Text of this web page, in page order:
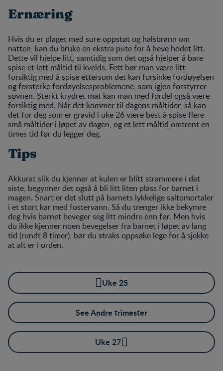
Ernæring
Hvis du er plaget med sure oppstøt og halsbrann om
natten, kan du bruke en ekstra pute for å heve hodet litt.
Dette vil hjelpe litt, samtidig som det også hjelper å bare
spise et lett måltid til kvelds. Fett bør man være litt
forsiktig med å spise ettersom det kan forsinke fordøyelsen
og forsterke fordøyelsesproblemene, som igjen forstyrrer
søvnen. Sterkt krydret mat kan man med fordel også være
forsiktig med. Når det kommer til dagens måltider, så kan
det for deg som er gravid i uke 26 være best å spise flere
små måltider i løpet av dagen, og et lett måltid omtrent en
times tid før du legger deg.
Tips
Akkurat slik du kjenner at kulen er blitt strammere i det
siste, begynner det også å bli litt liten plass for barnet i
magen. Snart er det slutt på barnets lykkelige saltomortaler
i et stort kar med fostervann. Så du trenger ikke bekymre
deg hvis barnet beveger seg litt mindre enn før. Men hvis
du ikke kjenner noen bevegelser fra barnet i løpet av lang
tid (rundt 8 timer), bør du straks oppsøke lege for å sjekke
at alt er i orden.
Uke 25
See Andre trimester
Uke 27